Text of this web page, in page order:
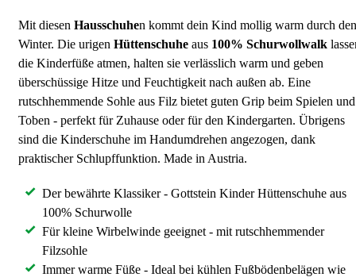
Mit diesen Hausschuhen kommt dein Kind mollig warm durch den
Winter. Die urigen Hüttenschuhe aus 100% Schurwollwalk
die Kinderfüße atmen, halten sie verlässlich warm und geben
überschüssige Hitze und Feuchtigkeit nach außen ab. Eine
rutschhemmende Sohle aus Filz bietet guten Grip beim Spielen und
Toben - perfekt für Zuhause oder für den Kindergarten. Übrigens
sind die Kinderschuhe im Handumdrehen angezogen, dank
praktischer Schlupffunktion. Made in Austria.
Der bewährte Klassiker - Gottstein Kinder Hüttenschuhe aus
100% Schurwolle
Für kleine Wirbelwinde geeignet - mit rutschhemmender
Filzsohle
Immer warme Füße - Ideal bei kühlen Fußbödenbelägen wie